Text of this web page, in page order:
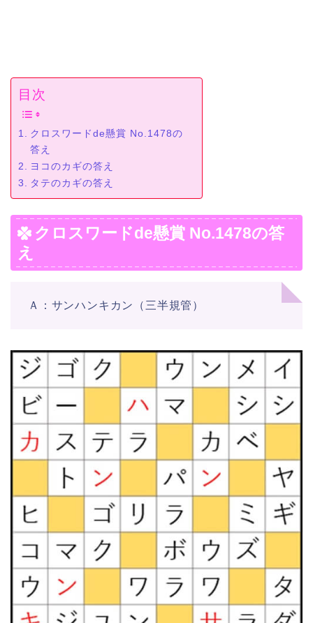
目次
クロスワードde懸賞 No.1478の
答え
ヨコのカギの答え
タテのカギの答え
クロスワードde懸賞 No.1478の答
え
Ａ：サンハンキカン（三半規管）